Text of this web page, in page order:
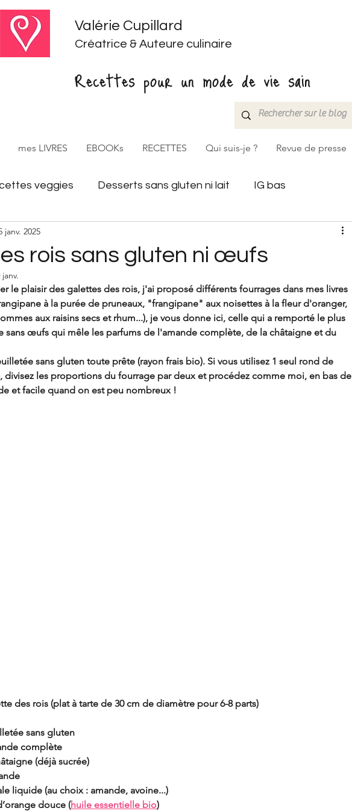
Valérie Cupillard
Créatrice & Auteure culinaire
Recettes pour un mode de vie sain
mes LIVRES EBOOKs RECETTES Qui suis-je ? Revue de presse
veggies Desserts sans gluten ni lait IG bas
rois sans gluten ni œufs
janv. 2025
janv.
le plaisir des galettes des rois, j'ai proposé différents fourrages dans mes livres
à la purée de pruneaux, "frangipane" aux noisettes à la fleur d'oranger,
aux raisins secs et rhum...), je vous donne ici, celle qui a remporté le plus
sans œufs qui mêle les parfums de l'amande complète, de la châtaigne et du
sans gluten toute prête (rayon frais bio). Si vous utilisez 1 seul rond de
divisez les proportions du fourrage par deux et procédez comme moi, en bas de
et facile quand on est peu nombreux !
des rois (plat à tarte de 30 cm de diamètre pour 6-8 parts)
sans gluten
complète
(déjà sucrée)
liquide (au choix : amande, avoine...)
douce (huile essentielle bio)